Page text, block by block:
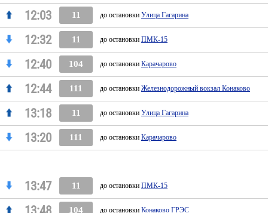
12:03 11 до остановки Улица Гагарина
12:32 11 до остановки ПМК-15
12:40 104 до остановки Карачарово
12:44 111 до остановки Железнодорожный вокзал Конаково
13:18 11 до остановки Улица Гагарина
13:20 111 до остановки Карачарово
13:47 11 до остановки ПМК-15
104 до остановки Конаково ГРЭС